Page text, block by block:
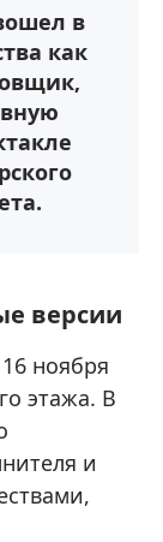
в
как
версии
ноября
этажа. В
и